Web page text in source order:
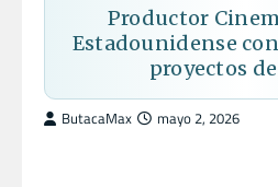
Productor
Estadounidense
proyectos
ButacaMax mayo 2, 2026